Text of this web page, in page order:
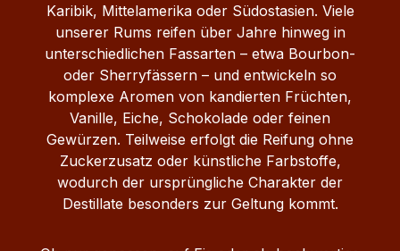
Karibik, Mittelamerika oder Südostasien. Viele
unserer Rums reifen über Jahre hinweg in
unterschiedlichen Fassarten – etwa Bourbon-
oder Sherryfässern – und entwickeln so
komplexe Aromen von kandierten Früchten,
Vanille, Eiche, Schokolade oder feinen
Gewürzen. Teilweise erfolgt die Reifung ohne
Zuckerzusatz oder künstliche Farbstoffe,
wodurch der ursprüngliche Charakter der
Destillate besonders zur Geltung kommt.